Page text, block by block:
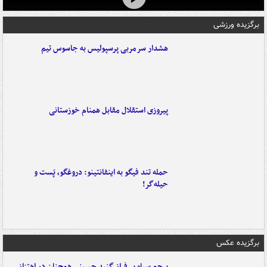
برگزیده ورزشی
هشدار سرمربی پرسپولیس به جاسوس تیم
پیروزی استقلال مقابل همنام خوزستانی
حمله تند فیگو به اینفانتینو: دروغگو، پَست‌ و
حیله‌گر!
برگزیده عکس